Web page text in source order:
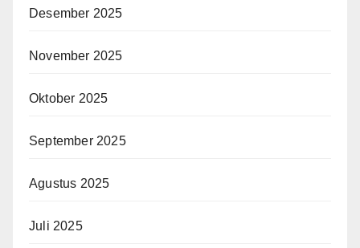
Desember 2025
November 2025
Oktober 2025
September 2025
Agustus 2025
Juli 2025